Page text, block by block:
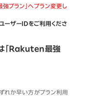
プラン」へプラン変更し
ーザーIDをご利用くださ
「Rakuten最強
ずれか早い方がプラン利用